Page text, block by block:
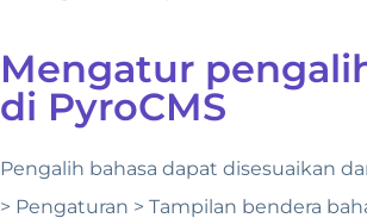
Mengatur
di PyroCMS
Pengalih bahasa dapat disesuaikan
> Pengaturan > Tampilan bendera